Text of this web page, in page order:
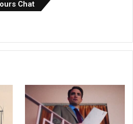
Chat